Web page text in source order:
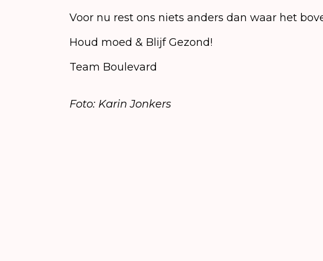
Voor nu rest ons niets anders dan waar het
Houd moed & Blijf Gezond!
Team Boulevard
Foto: Karin Jonkers